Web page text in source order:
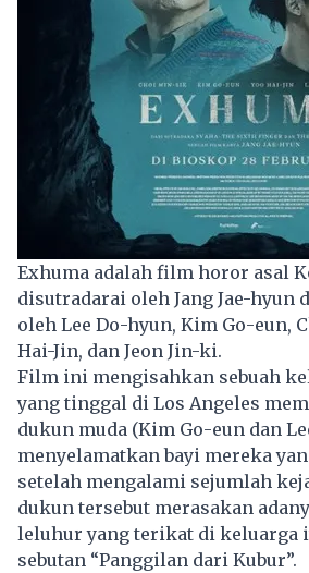
Exhuma adalah film horor asal
disutradarai oleh Jang Jae-hyun
oleh Lee Do-hyun, Kim Go-eun,
Hai-Jin, dan Jeon Jin-ki.
Film ini mengisahkan sebuah
yang tinggal di Los Angeles
dukun muda (Kim Go-eun dan
menyelamatkan bayi mereka
setelah mengalami sejumlah
dukun tersebut merasakan
leluhur yang terikat di keluarga
sebutan “Panggilan dari Kubur”.